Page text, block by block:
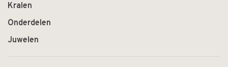
Kralen
Onderdelen
Juwelen